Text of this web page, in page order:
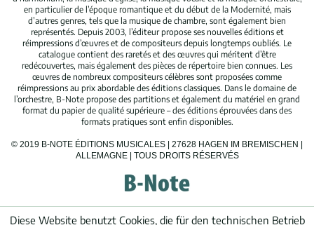
en particulier de l’époque romantique et du début de la Modernité, mais
d’autres genres, tels que la musique de chambre, sont également bien
représentés. Depuis 2003, l’éditeur propose ses nouvelles éditions et
réimpressions d’œuvres et de compositeurs depuis longtemps oubliés. Le
catalogue contient des raretés et des œuvres qui méritent d’être
redécouvertes, mais également des pièces de répertoire bien connues. Les
œuvres de nombreux compositeurs célèbres sont proposées comme
réimpressions au prix abordable des éditions classiques. Dans le domaine de
l’orchestre, B-Note propose des partitions et également du matériel en grand
format du papier de qualité supérieure – des éditions éprouvées dans des
formats pratiques sont enfin disponibles.
© 2019 B-NOTE ÉDITIONS MUSICALES | 27628 HAGEN IM BREMISCHEN |
ALLEMAGNE | TOUS DROITS RÉSERVÉS
Diese Website benutzt Cookies, die für den technischen Betrieb